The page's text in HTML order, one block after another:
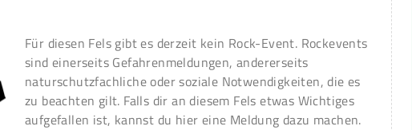
Für diesen Fels gibt es derzeit kein Rock-Event. Rockevents
sind einerseits Gefahrenmeldungen, andererseits
naturschutzfachliche oder soziale Notwendigkeiten, die es
zu beachten gilt. Falls dir an diesem Fels etwas Wichtiges
aufgefallen ist, kannst du hier eine Meldung dazu machen.